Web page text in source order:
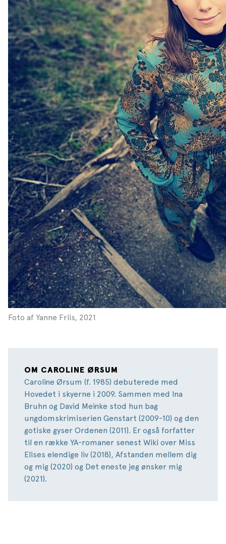
Foto af Yanne Friis, 2021
OM CAROLINE ØRSUM
Caroline Ørsum (f. 1985) debuterede med
Hovedet i skyerne i 2009. Sammen med Ina
Bruhn og David Meinke stod hun bag
ungdomskrimiserien Genstart (2009-10) og den
gotiske gyser Ordenen (2011). Er også forfatter
til en række YA-romaner senest Wiki over Miss
Elises elendige liv (2018), Afstanden mellem dig
og mig (2020) og Det eneste jeg ønsker mig
(2021).